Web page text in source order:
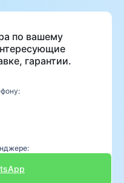
по вашему
гарантии.